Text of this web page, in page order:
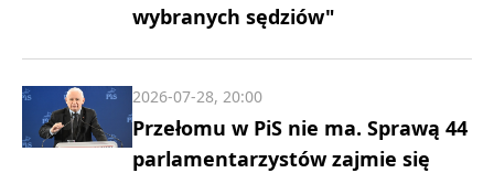
wybranych sędziów"
Przełomu w PiS nie ma. Sprawą 44
parlamentarzystów zajmie się
2026-07-28, 20:00